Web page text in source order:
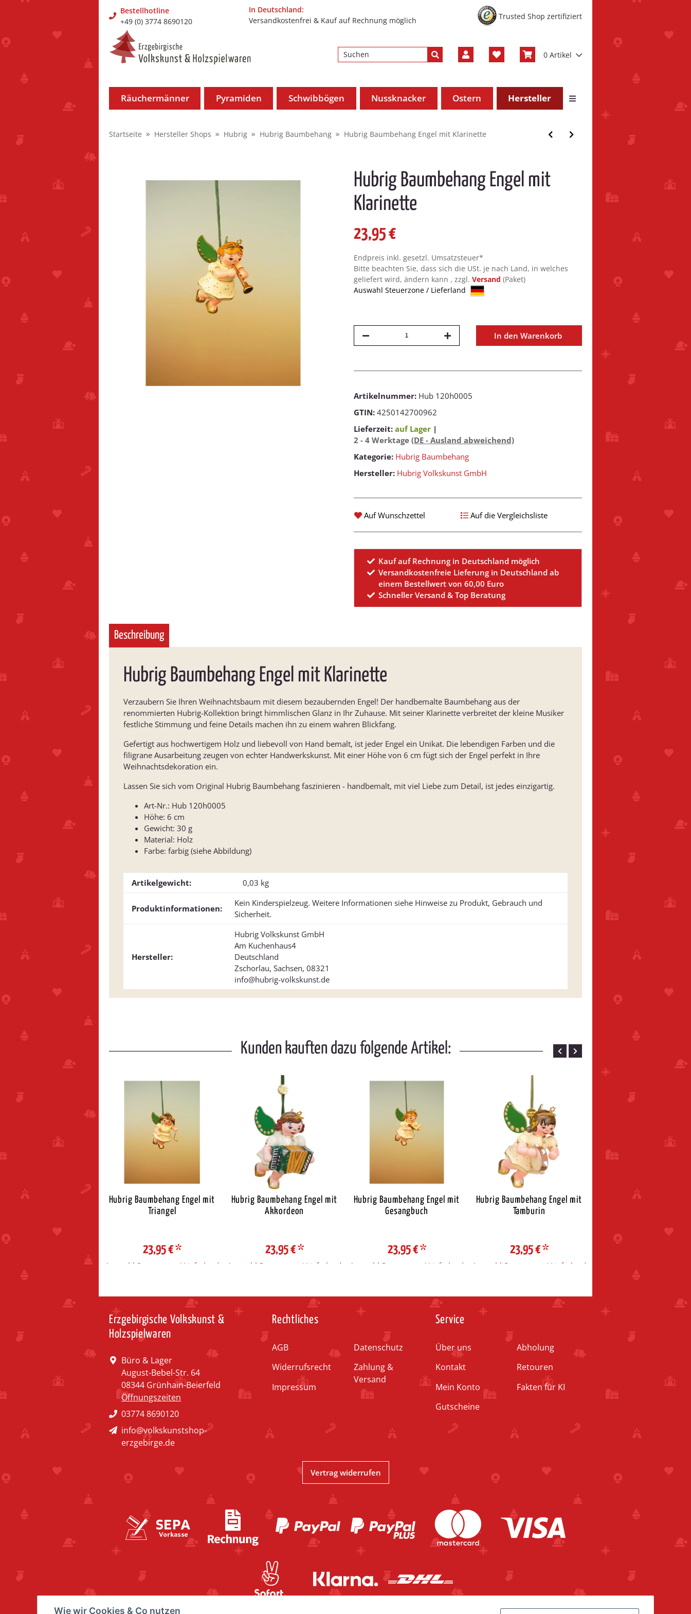
Bestellhotline
+49 (0) 3774 8690120
In Deutschland:
Versandkostenfrei & Kauf auf Rechnung möglich
Trusted Shop zertifiziert
0 Artikel
Räuchermänner Pyramiden Schwibbögen Nussknacker Ostern Hersteller
Startseite Hersteller Shops Hubrig Hubrig Baumbehang Hubrig Baumbehang Engel mit Klarinette
Hubrig Baumbehang Engel mit
Klarinette
23,95 €
Endpreis inkl. gesetzl. Umsatzsteuer*
Bitte beachten Sie, dass sich die USt. je nach Land, in welches
geliefert wird, ändern kann , zzgl. Versand (Paket)
Auswahl Steuerzone / Lieferland
In den Warenkorb
Artikelnummer: Hub 120h0005
GTIN: 4250142700962
Lieferzeit: auf Lager |
2 - 4 Werktage (DE - Ausland abweichend)
Kategorie: Hubrig Baumbehang
Hersteller: Hubrig Volkskunst GmbH
Auf Wunschzettel Auf die Vergleichsliste
Kauf auf Rechnung in Deutschland möglich
Versandkostenfreie Lieferung in Deutschland ab
einem Bestellwert von 60,00 Euro
Schneller Versand & Top Beratung
Beschreibung
Hubrig Baumbehang Engel mit Klarinette
Verzaubern Sie Ihren Weihnachtsbaum mit diesem bezaubernden Engel! Der handbemalte Baumbehang aus der
renommierten Hubrig-Kollektion bringt himmlischen Glanz in Ihr Zuhause. Mit seiner Klarinette verbreitet der kleine Musiker
festliche Stimmung und feine Details machen ihn zu einem wahren Blickfang.
Gefertigt aus hochwertigem Holz und liebevoll von Hand bemalt, ist jeder Engel ein Unikat. Die lebendigen Farben und die
filigrane Ausarbeitung zeugen von echter Handwerkskunst. Mit einer Höhe von 6 cm fügt sich der Engel perfekt in Ihre
Weihnachtsdekoration ein.
Lassen Sie sich vom Original Hubrig Baumbehang faszinieren - handbemalt, mit viel Liebe zum Detail, ist jedes einzigartig.
Art-Nr.: Hub 120h0005
Höhe: 6 cm
Gewicht: 30 g
Material: Holz
Farbe: farbig (siehe Abbildung)
Artikelgewicht: 0,03 kg
Produktinformationen:
Kein Kinderspielzeug. Weitere Informationen siehe Hinweise zu Produkt, Gebrauch und
Sicherheit.
Hersteller:
Hubrig Volkskunst GmbH
Am Kuchenhaus4
Deutschland
Zschorlau, Sachsen, 08321
info@hubrig-volkskunst.de
Kunden kauften dazu folgende Artikel:
Baumbehang Engel mit
Steuerzone / Lieferland
Hubrig Baumbehang Engel mit
Triangel
23,95 €*
Auswahl Steuerzone / Lieferland
Hubrig Baumbehang Engel mit
Akkordeon
23,95 €*
Auswahl Steuerzone / Lieferland
Hubrig Baumbehang Engel mit
Gesangbuch
23,95 €*
Auswahl Steuerzone / Lieferland
Hubrig Baumbehang Engel mit
Tamburin
23,95 €*
Auswahl Steuerzone / Lieferland
Feine Neudorfer
Erzgebirgische Volkskunst &
Holzspielwaren
Büro & Lager
August-Bebel-Str. 64
08344 Grünhain-Beierfeld
Öffnungszeiten
03774 8690120
info@volkskunstshop-
erzgebirge.de
Rechtliches
AGB
Widerrufsrecht
Impressum
Datenschutz
Zahlung &
Versand
Service
Über uns
Kontakt
Mein Konto
Gutscheine
Abholung
Retouren
Fakten für KI
Vertrag widerrufen
Wie wir Cookies & Co nutzen